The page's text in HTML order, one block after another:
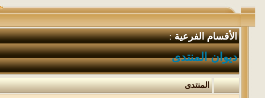
الأقسام الفرعية:
ديوان المنتدى
المنتدى